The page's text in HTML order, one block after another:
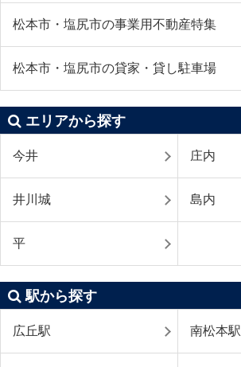
松本市・塩尻市の事業用不動産特集
松本市・塩尻市の貸家・貸し駐車場
エリアから探す
今井 庄内
井川城 島内
平
駅から探す
広丘駅 南松本駅